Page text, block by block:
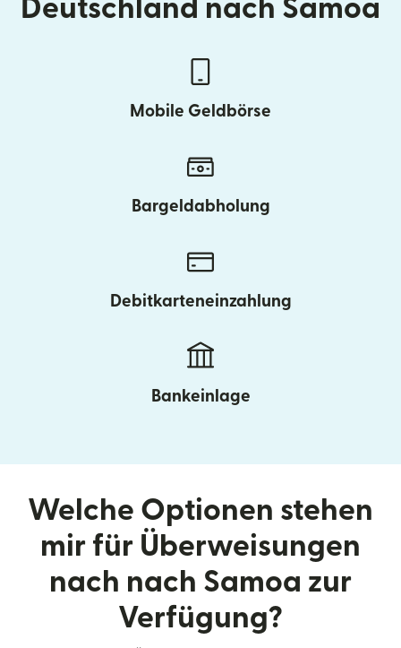
Deutschland nach Samoa
Mobile Geldbörse
Bargeldabholung
Debitkarteneinzahlung
Bankeinlage
Welche Optionen stehen
mir für Überweisungen
nach nach Samoa zur
Verfügung?